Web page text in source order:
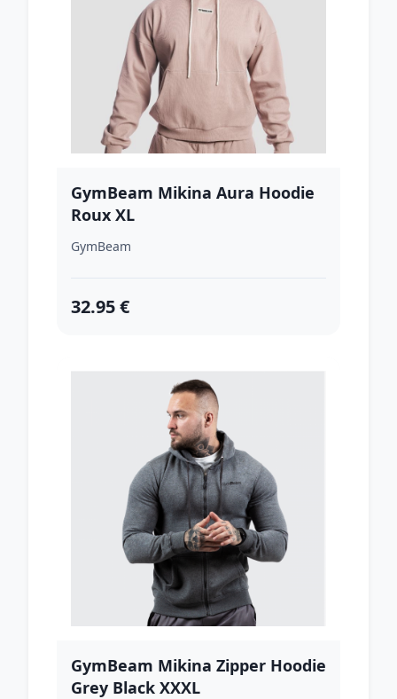
GymBeam Mikina Aura Hoodie
Roux XL
GymBeam
32.95 €
GymBeam Mikina Zipper Hoodie
Grey Black XXXL